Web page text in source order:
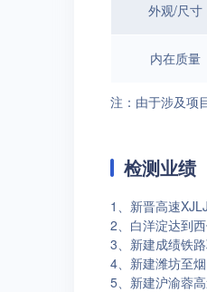
外观/尺寸
内在质量
注：由于涉及项
检测业绩
1、新晋高速
2、白洋淀达到
3、新建成绩铁
4、新建潍坊至
5、新建沪渝蓉